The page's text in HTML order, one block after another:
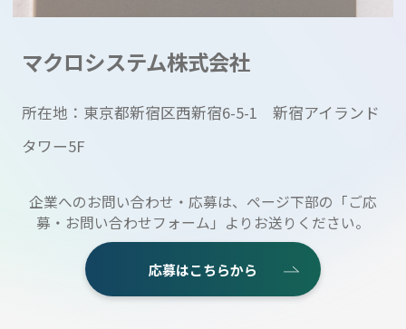
マクロシステム株式会社
所在地：東京都新宿区西新宿6-5-1 新宿アイランド
タワー5F
企業へのお問い合わせ・応募は、ページ下部の「ご応
募・お問い合わせフォーム」よりお送りください。
応募はこちらから